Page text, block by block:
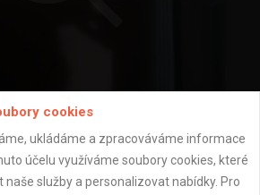
cookies
ukládáme a zpracováváme informace
účelu využíváme soubory cookies, které
služby a personalizovat nabídky. Pro